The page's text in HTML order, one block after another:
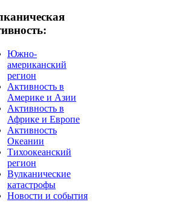
Южно-
американский
регион
Активность в
Америке и Азии
Активность в
Африке и Европе
Активность
Океании
Тихоокеанский
регион
Вулканические
катастрофы
Новости и события